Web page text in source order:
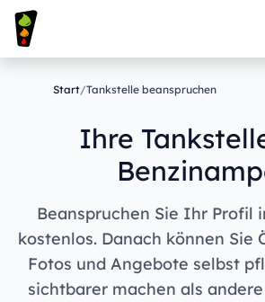
Start/Tankstelle beanspruchen
Ihre
Beanspruchen Sie Ihr Profil
kostenlos. Danach können Sie
Fotos und Angebote selbst
sichtbarer machen als